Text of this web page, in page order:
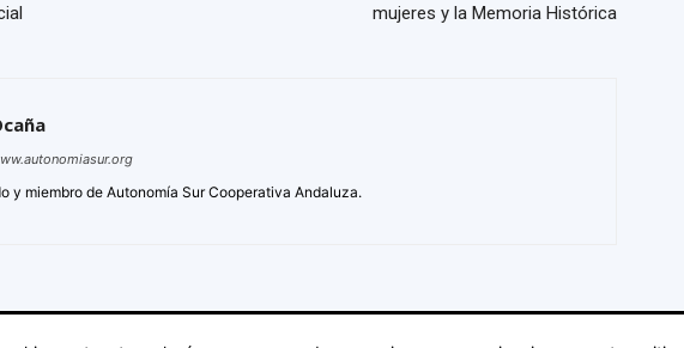
mujeres y la Memoria Histórica
y miembro de Autonomía Sur Cooperativa Andaluza.